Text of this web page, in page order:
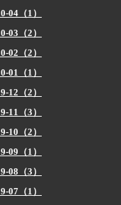
04（1）
03（2）
02（2）
01（1）
12（2）
11（3）
10（2）
09（1）
08（3）
07（1）